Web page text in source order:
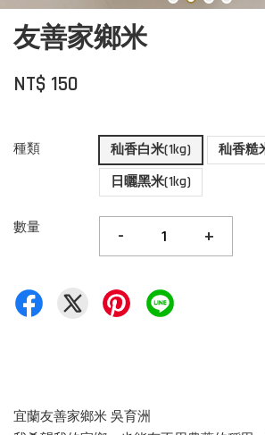
友善家鄉米
NT$ 150
種類 秈香白米(1kg)
秈香糙
日曬黑米(1kg)
數量 - +
宜蘭友善家鄉米 吳育洲